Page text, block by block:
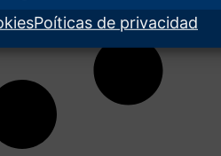
Poíticas de privacidad